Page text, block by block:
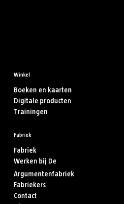
Winkel
Boeken en kaarten
Digitale producten
Trainingen
Fabriek
Fabriek
Werken bij De
Argumentenfabriek
Fabriekers
Contact